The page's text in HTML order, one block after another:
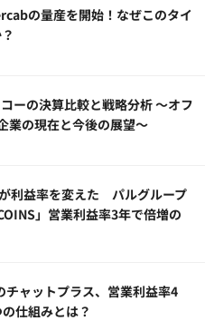
の量産を開始！なぜこのタイ
ーの決算比較と戦略分析 ～オフ
業の現在と今後の展望～
利益率を変えた パルグループ
」営業利益率3年で倍増の
チャットプラス、営業利益率4
仕組みとは？